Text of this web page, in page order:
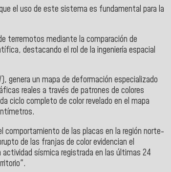
el uso de este sistema es fundamental para la
terremotos mediante la comparación de
destacando el rol de la ingeniería espacial
genera un mapa de deformación especializado
reales a través de patrones de colores
ciclo completo de color revelado en el mapa
comportamiento de las placas en la región norte-
de las franjas de color evidencian el
sísmica registrada en las últimas 24